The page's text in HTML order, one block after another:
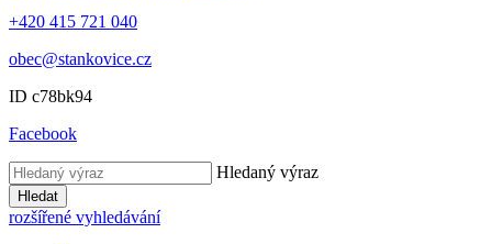
+420 415 721 040
obec@stankovice.cz
ID c78bk94
Facebook
Hledaný výraz
Hledat
rozšířené vyhledávání